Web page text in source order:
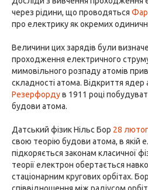
через рідини, що проводяться
про електрику як окремих
Величини цих зарядів були
проходження електричного
мимовільного розпаду атомів
складності атома. Відкриття
Резерфордув 1911 році
будови атома.
Датський фізик Нільс Бор 28
свою теорію будови атома, в якій
підкоряється законам класичної
теорії електрон обертається
стаціонарним кругових орбітах.